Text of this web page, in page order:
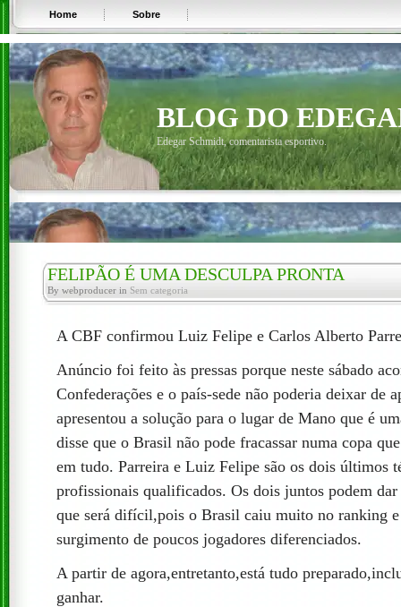
Home Sobre
BLOG DO
Edegar Schmidt, comentarista esportivo.
FELIPÃO É UMA DESCULPA PRONTA
By webproducer in Sem categoria
A CBF confirmou Luiz Felipe e Carlos Alberto
Anúncio foi feito às pressas porque neste sábado
Confederações e o país-sede não poderia deixar de
apresentou a solução para o lugar de Mano que é
disse que o Brasil não pode fracassar numa copa
em tudo. Parreira e Luiz Felipe são os dois últimos
profissionais qualificados. Os dois juntos podem
que será difícil,pois o Brasil caiu muito no ranking
surgimento de poucos jogadores diferenciados.
A partir de agora,entretanto,está tudo
ganhar.